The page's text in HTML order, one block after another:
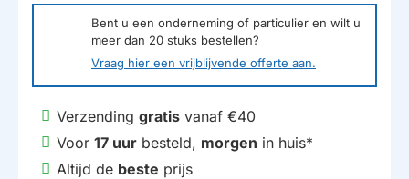
Bent u een onderneming of particulier en wilt u
meer dan 20 stuks bestellen?
Vraag hier een vrijblijvende offerte aan.
Verzending gratis vanaf €40
Voor 17 uur besteld, morgen in huis*
Altijd de beste prijs